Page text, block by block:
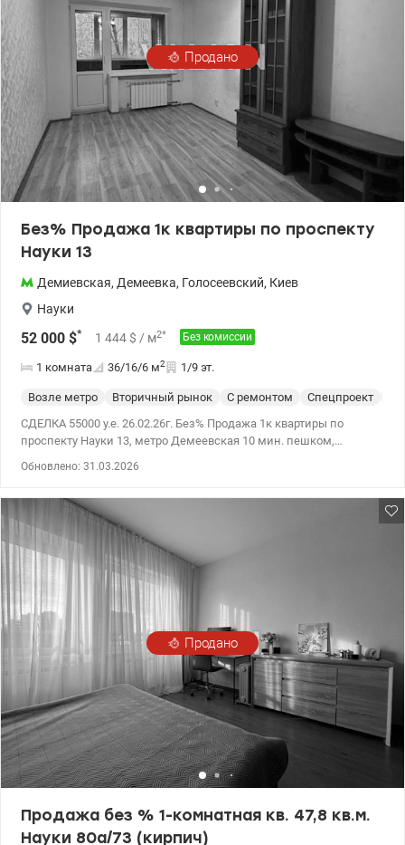
микроволновка, посудомоечная машина, холодильник,
стиральная машина с сушилкой-WHIRLPOOL, вытяжка - Fabiano.
Инвекторные кондиционеры - Gorenje. Бойлер на 100л-ELECTRIK.
т.044 200 10 80 Valion.ua/1104398Продано
Без% Продажа 1к квартиры по проспекту
Науки 13
Демиевская, Демеевка, Голосеевский, Киев
Науки
52 000 $* 1 444 $ / м2* Без комиссии
1 комната 36/16/6 м2 1/9 эт.
Возле метро Вторичный рынок С ремонтом Спецпроект
СДЕЛКА 55000 у.е. 26.02.26г. Без% Продажа 1к квартиры по
проспекту Науки 13, метро Демеевская 10 мин. пешком,
готовы к продаже, один владелец Отличная транспортная
развязка, возле дома есть все необходимое (продуктовый
магазин, рынок, банк, аптека, остановка общественного
транспорта) Без комиссии для Покупателя! Локация проспект
Науки 13, метро Демеевская, метро Голосеевская, метро
Лыбедская, Голосеевский район, Правый берег valion.ua/1143362
Обновлено: 31.03.2026
Продано
Продажа без % 1-комнатная кв. 47,8 кв.м.
Науки 80а/73 (кирпич)